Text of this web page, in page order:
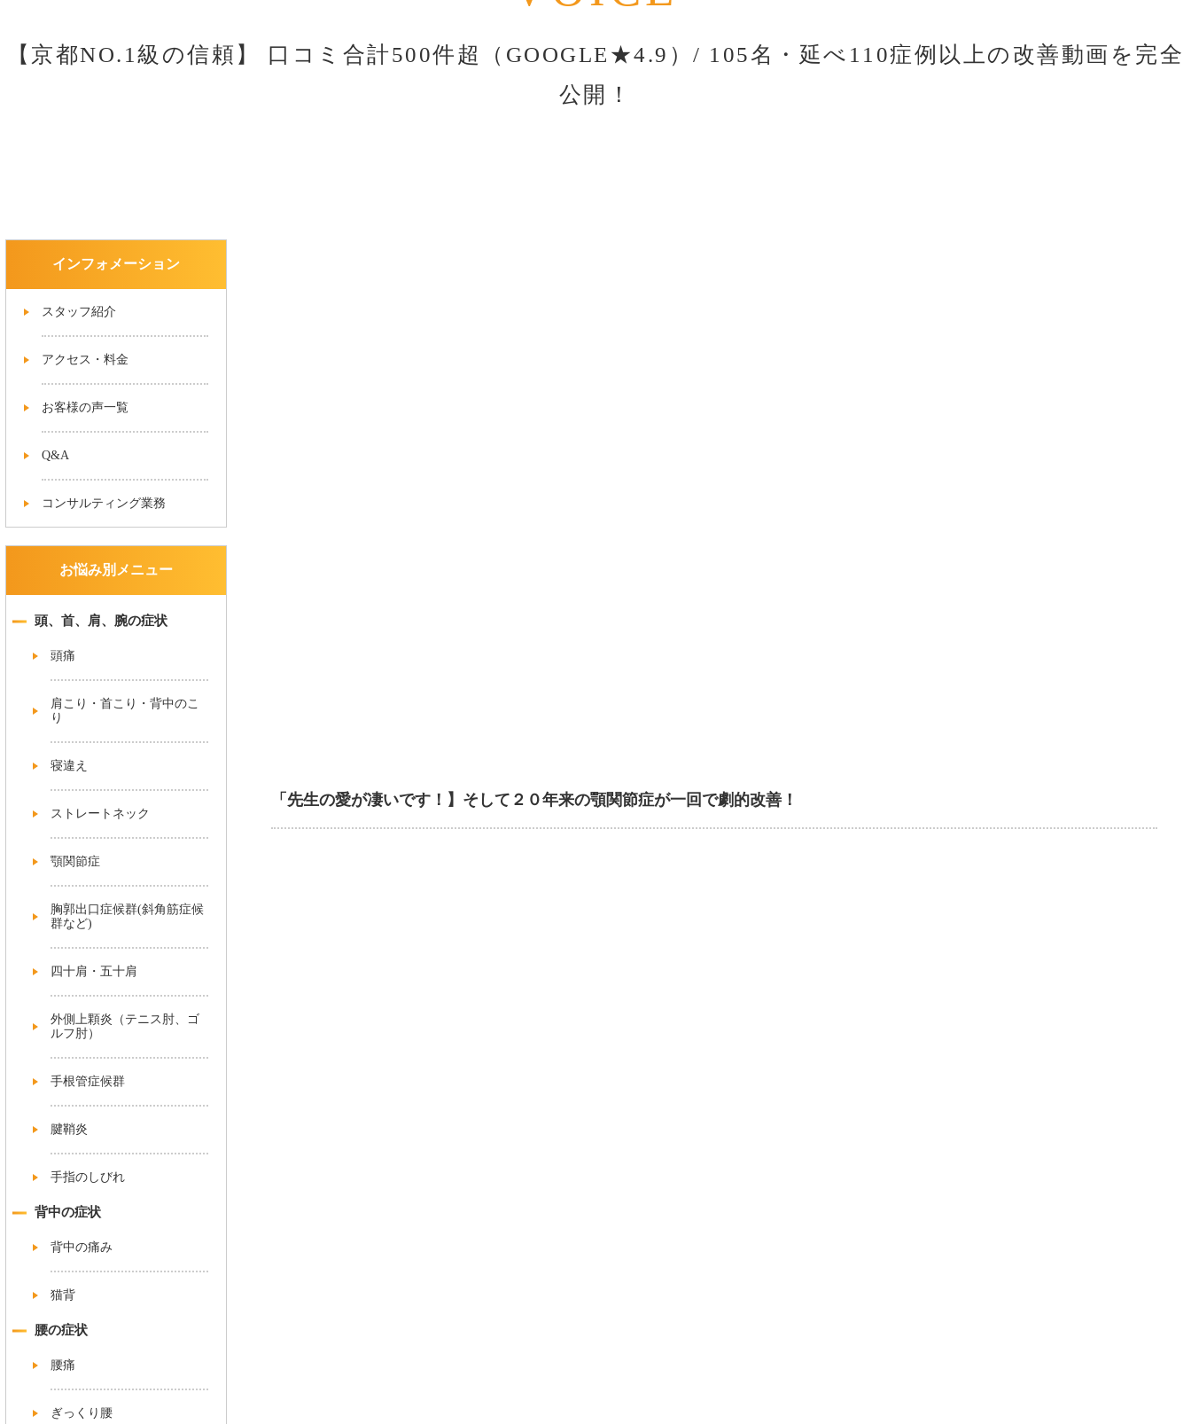
【京都NO.1級の信頼】 口コミ合計500件超（GOOGLE★4.9）/ 105名・延べ110症例以上の改善動画を完全
公開！
「先生の愛が凄いです！】そして２０年来の顎関節症が一回で劇的改善！
インフォメーション
スタッフ紹介
アクセス・料金
お客様の声一覧
Q&A
コンサルティング業務
お悩み別メニュー
頭、首、肩、腕の症状
頭痛
肩こり・首こり・背中のこ
り
寝違え
ストレートネック
顎関節症
胸郭出口症候群(斜角筋症候
群など)
四十肩・五十肩
外側上顆炎（テニス肘、ゴ
ルフ肘）
手根管症候群
腱鞘炎
手指のしびれ
背中の症状
背中の痛み
猫背
腰の症状
腰痛
ぎっくり腰